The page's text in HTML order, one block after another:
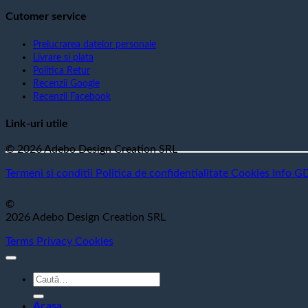
Cutomer service
Prelucrarea datelor personale
Livrare si plata
Politica Retur
Recenzii Google
Recenzii Facebook
Link-uri utile
© 2026 Adebo Design Creation SRL
Termeni si conditii Politica de confidentialitate Cookies Info
©
2026 Adebo Design Creation SRL
Terms Privacy Cookies
Caută
după:
Acasa